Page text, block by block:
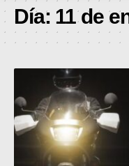
REVISTA
MOTOVELOCIDAD
MOTOGP
MOTOCROSS
MINICROSS
Día: 11 de